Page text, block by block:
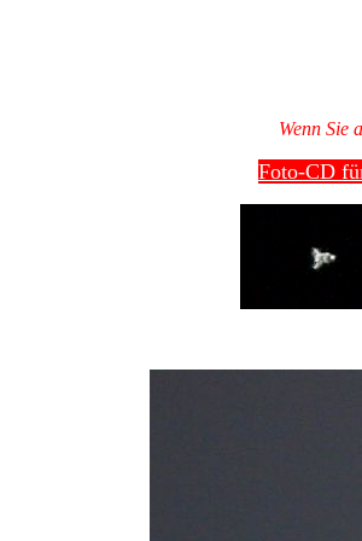
Wenn Sie
Foto-CD